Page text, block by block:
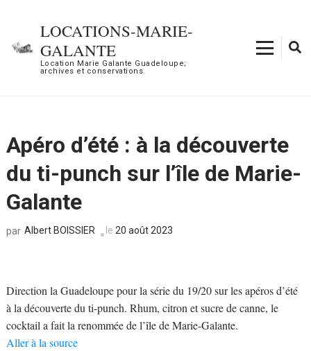
contenu
LOCATIONS-MARIE-
GALANTE
Location Marie Galante Guadeloupe;
archives et conservations.
Apéro d’été : à la découverte
du ti-punch sur l’île de Marie-
Galante
par Albert BOISSIER le 20 août 2023
Direction la Guadeloupe pour la série du 19/20 sur les apéros d’été
à la découverte du ti-punch. Rhum, citron et sucre de canne, le
cocktail a fait la renommée de l’île de Marie-Galante.
Aller à la source